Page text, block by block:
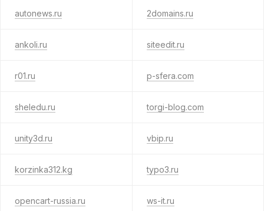
autonews.ru 2domains.ru
ankoli.ru siteedit.ru
r01.ru p-sfera.com
sheledu.ru torgi-blog.com
unity3d.ru vbip.ru
korzinka312.kg typo3.ru
opencart-russia.ru ws-it.ru